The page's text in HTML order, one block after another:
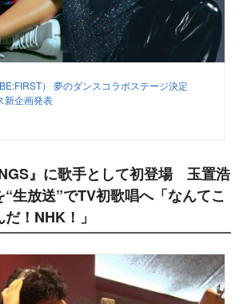
） 夢のダンスコラボステージ決定
新企画発表
』に歌手として初登場 玉置浩
生放送”でTV初歌唱へ「なんてこ
！NHK！」